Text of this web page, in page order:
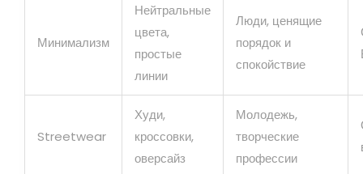
Минимализм
Нейтральные
цвета,
простые
линии
Люди, ценящие
порядок и
спокойствие
Streetwear
Худи,
кроссовки,
оверсайз
Молодежь,
творческие
профессии